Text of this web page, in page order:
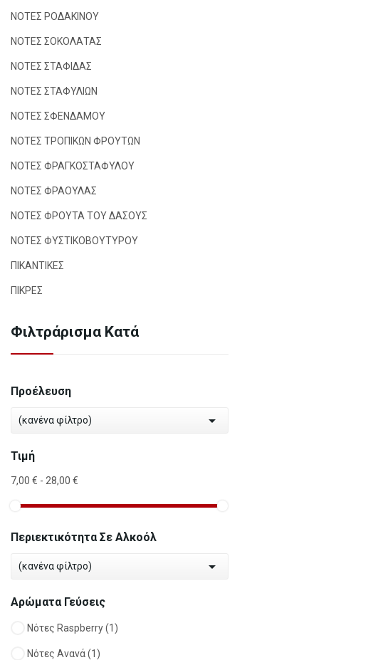
ΝΟΤΕΣ ΡΟΔΑΚΙΝΟΥ
ΝΟΤΕΣ ΣΟΚΟΛΑΤΑΣ
ΝΟΤΕΣ ΣΤΑΦΙΔΑΣ
ΝΟΤΕΣ ΣΤΑΦΥΛΙΩΝ
ΝΟΤΕΣ ΣΦΕΝΔΑΜΟΥ
ΝΟΤΕΣ ΤΡΟΠΙΚΩΝ ΦΡΟΥΤΩΝ
ΝΟΤΕΣ ΦΡΑΓΚΟΣΤΑΦΥΛΟΥ
ΝΟΤΕΣ ΦΡΑΟΥΛΑΣ
ΝΟΤΕΣ ΦΡΟΥΤΑ ΤΟΥ ΔΑΣΟΥΣ
ΝΟΤΕΣ ΦΥΣΤΙΚΟΒΟΥΤΥΡΟΥ
ΠΙΚΑΝΤΙΚΕΣ
ΠΙΚΡΕΣ
Φιλτράρισμα Κατά
Προέλευση
(κανένα φίλτρο) 
Τιμή
7,00 € - 28,00 €
Περιεκτικότητα Σε Αλκοόλ
(κανένα φίλτρο) 
Αρώματα Γεύσεις
Νότες Raspberry(1)
Νότες Ανανά(1)